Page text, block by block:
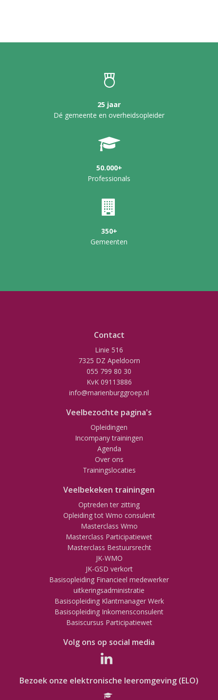
25 jaar
Dé gemeente en overheidsopleider
50.000+
Professionals
350+
Gemeenten
Contact
Linie 516
7325 DZ Apeldoorn
055 799 80 30
KvK 09113886
info@marienburggroep.nl
Veelbezochte pagina's
Opleidingen
Incompany trainingen
Agenda
Over ons
Trainingslocaties
Veelbekeken trainingen
Optreden ter zitting
Opleiding tot Wmo consulent
Masterclass Wmo
Masterclass Participatiewet
Masterclass Bestuursrecht
JK-WMO
JK-GSD verkort
Basisopleiding Financieel medewerker
uitkeringsadministratie
Basisopleiding Klantmanager Werk
Basisopleiding Inkomensconsulent
Basiscursus Participatiewet
Volg ons op social media
Bezoek onze elektronische leeromgeving (ELO)